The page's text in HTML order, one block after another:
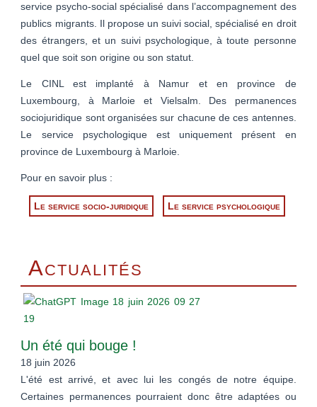
service psycho-social spécialisé dans l’accompagnement des
publics migrants. Il propose un suivi social, spécialisé en droit
des étrangers, et un suivi psychologique, à toute personne
quel que soit son origine ou son statut.
Le CINL est implanté à Namur et en province de
Luxembourg, à Marloie et Vielsalm. Des permanences
sociojuridique sont organisées sur chacune de ces antennes.
Le service psychologique est uniquement présent en
province de Luxembourg à Marloie.
Pour en savoir plus :
Le service socio-juridique Le service psychologique
Actualités
Un été qui bouge !
18 juin 2026
L'été est arrivé, et avec lui les congés de notre équipe.
Certaines permanences pourraient donc être adaptées ou